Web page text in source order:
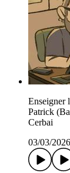
Enseigner
Patrick
Cerbai
03/03/2026